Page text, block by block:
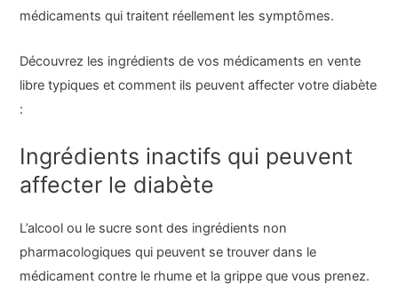
médicaments qui traitent réellement les symptômes.
Découvrez les ingrédients de vos médicaments en vente
libre typiques et comment ils peuvent affecter votre diabète
:
Ingrédients inactifs qui peuvent
affecter le diabète
L’alcool ou le sucre sont des ingrédients non
pharmacologiques qui peuvent se trouver dans le
médicament contre le rhume et la grippe que vous prenez.